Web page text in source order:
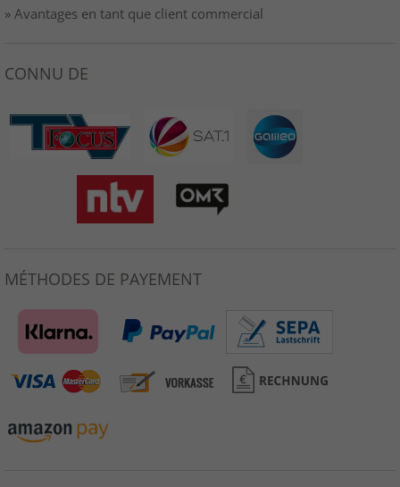
» Avantages en tant que client commercial
CONNU DE
MÉTHODES DE PAYEMENT